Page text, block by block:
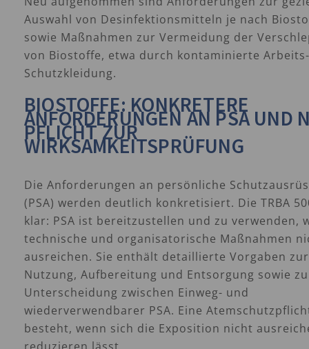
Auswahl von Desinfektionsmitteln je nach
sowie Maßnahmen zur Vermeidung der
von Biostoffe, etwa durch kontaminierte
Schutzkleidung.
BIOSTOFFE: KONKRETERE
ANFORDERUNGEN AN PSA UND
PFLICHT ZUR
WIRKSAMKEITSPRÜFUNG
Die Anforderungen an persönliche
(PSA) werden deutlich konkretisiert. Die TRBA
klar: PSA ist bereitzustellen und zu verwenden,
technische und organisatorische Maßnahmen
ausreichen. Sie enthält detaillierte Vorgaben zur
Nutzung, Aufbereitung und Entsorgung sowie
Unterscheidung zwischen Einweg- und
wiederverwendbarer PSA. Eine
besteht, wenn sich die Exposition nicht